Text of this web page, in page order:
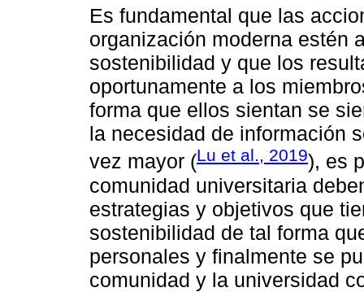
Es fundamental que las
organización moderna estén
sostenibilidad y que los
oportunamente a los
forma que ellos sientan se
la necesidad de información
vez mayor (Lu et al., 2019), es
comunidad universitaria
estrategias y objetivos que
sostenibilidad de tal forma
personales y finalmente se
comunidad y la universidad